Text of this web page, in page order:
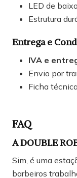
LED de
Estrutura
Entrega e
IVA e
Envio por
Ficha
FAQ
A DOUBLE
Sim, é uma
barbeiros